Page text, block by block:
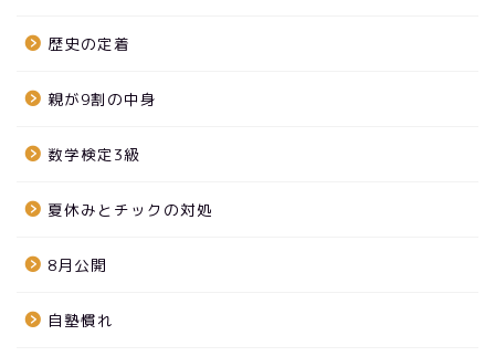
歴史の定着
親が9割の中身
数学検定3級
夏休みとチックの対処
8月公開
自塾慣れ